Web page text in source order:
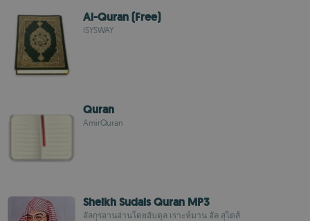
Al-Quran (Free)
ISYSWAY
Quran
AmirQuran
Sheikh Sudais Quran MP3
อัลกุรอานอ่านโดยอับดุล เราะห์มาน อัล สุไดส์